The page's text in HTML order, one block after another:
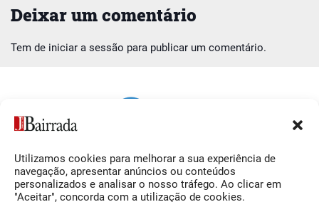
Utilizamos cookies para melhorar a sua experiência de
navegação, apresentar anúncios ou conteúdos
personalizados e analisar o nosso tráfego. Ao clicar em
"Aceitar", concorda com a utilização de cookies.
Deixar um comentário
Tem de iniciar a sessão para publicar um comentário.
Siga-nos
Facebook
O Jornal da Bairrada
Contactos